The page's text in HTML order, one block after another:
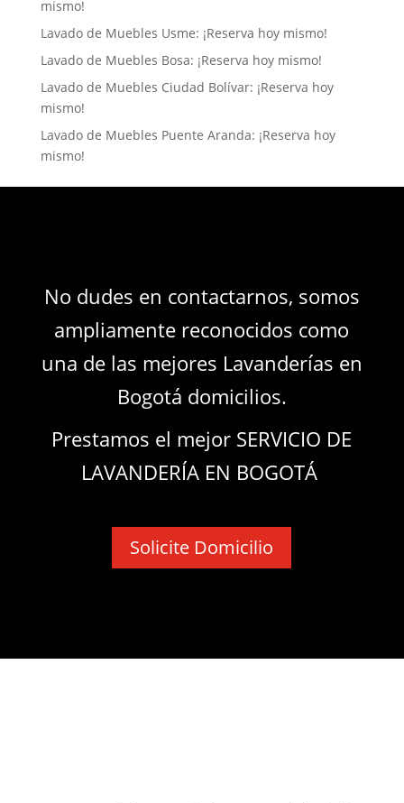
mismo!
Lavado de Muebles Usme: ¡Reserva hoy mismo!
Lavado de Muebles Bosa: ¡Reserva hoy mismo!
Lavado de Muebles Ciudad Bolívar: ¡Reserva hoy
mismo!
Lavado de Muebles Puente Aranda: ¡Reserva hoy
mismo!
No dudes en contactarnos, somos
ampliamente reconocidos como
una de las mejores Lavanderías en
Bogotá domicilios.
Prestamos el mejor SERVICIO DE
LAVANDERÍA EN BOGOTÁ
Solicite Domicilio